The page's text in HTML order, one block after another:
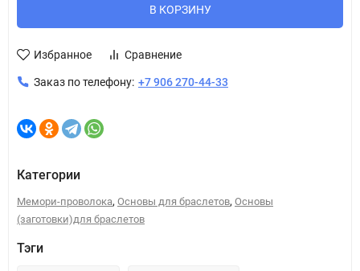
В КОРЗИНУ
Избранное Сравнение
Заказ по телефону: +7 906 270-44-33
Категории
Мемори-проволока, Основы для браслетов, Основы
(заготовки)для браслетов
Тэги